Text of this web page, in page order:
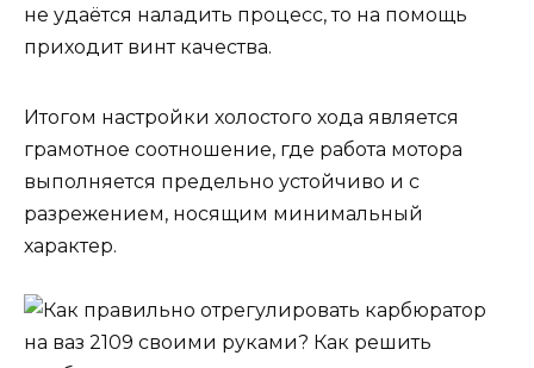
не удаётся наладить процесс, то на помощь
приходит винт качества.
Итогом настройки холостого хода является
грамотное соотношение, где работа мотора
выполняется предельно устойчиво и с
разрежением, носящим минимальный
характер.